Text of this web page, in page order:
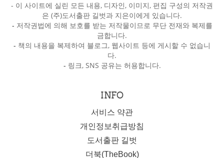
- 이 사이트에 실린 모든 내용, 디자인, 이미지, 편집 구성의 저작권
은 (주)도서출판 길벗과 지은이에게 있습니다.
- 저작권법에 의해 보호를 받는 저작물이므로 무단 전재와 복제를
금합니다.
- 책의 내용을 복제하여 블로그, 웹사이트 등에 게시할 수 없습니
다.
- 링크, SNS 공유는 허용합니다.
INFO
서비스 약관
개인정보취급방침
도서출판 길벗
더북(TheBook)